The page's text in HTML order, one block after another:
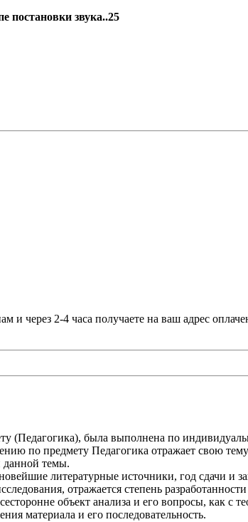
постановки звука..25
через 2-4 часа получаете на ваш адрес
(Педагогика), была выполнена по
по предмету Педагогика отражает свою
данной темы.
литературные источники, год сдачи и
отражается степень
объект анализа и его вопросы, как с
материала и его последовательность.